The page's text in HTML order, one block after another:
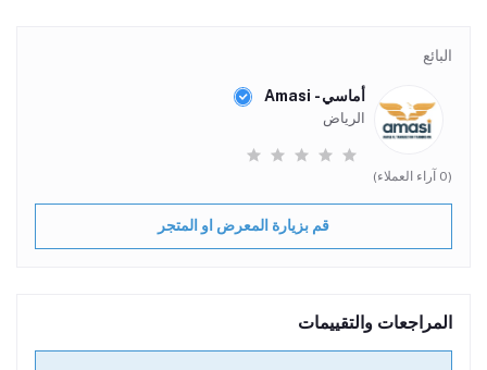
البائع
أماسي - Amasi
الرياض
(0 آراء العملاء)
قم بزيارة المعرض او المتجر
المراجعات والتقييمات